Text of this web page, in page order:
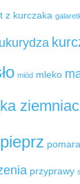
z kurczaka
miód mleko
pieprz
przyprawy